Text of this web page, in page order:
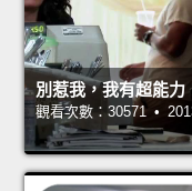
別惹我，我有超能力
觀看次數：30571 •